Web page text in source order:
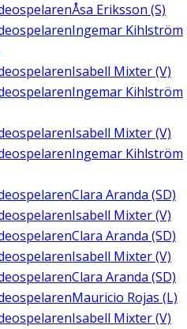
Åsa Eriksson (S)
Ingemar Kihlström
Isabell Mixter (V)
Ingemar Kihlström
Isabell Mixter (V)
Ingemar Kihlström
Clara Aranda (SD)
Isabell Mixter (V)
Clara Aranda (SD)
Isabell Mixter (V)
Clara Aranda (SD)
Mauricio Rojas (L)
Isabell Mixter (V)